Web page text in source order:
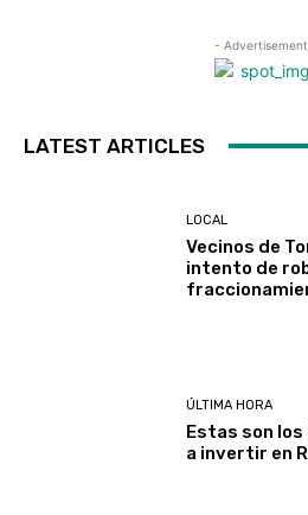
-
LATEST ARTICLES
LOCAL
Vecinos de
intento de
ÚLTIMA HORA
Estas son
a invertir en